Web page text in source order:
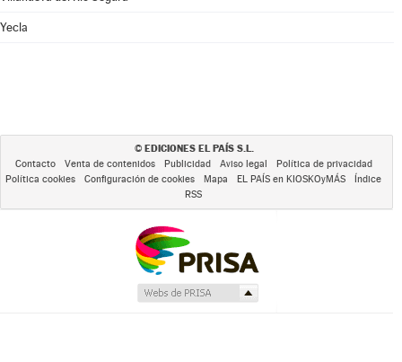
Yecla
© EDICIONES EL PAÍS S.L.
Contacto Venta de contenidos Publicidad Aviso legal
Política de privacidad
Política cookies
Configuración de cookies Mapa EL PAÍS en KIOSKOyMÁS
Índice
RSS